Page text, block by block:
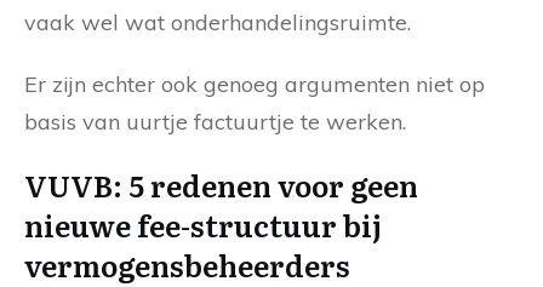
vaak wel wat onderhandelingsruimte.
Er zijn echter ook genoeg argumenten niet op
basis van uurtje factuurtje te werken.
VUVB: 5 redenen voor geen
nieuwe fee-structuur bij
vermogensbeheerders